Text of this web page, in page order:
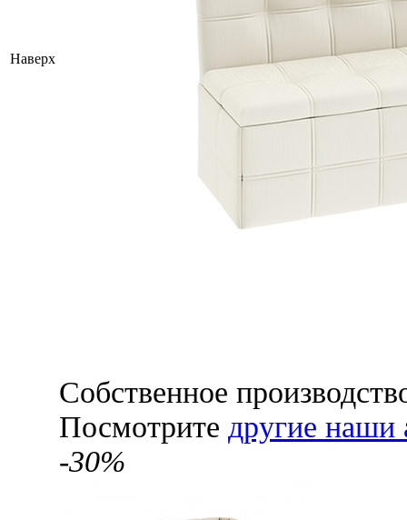
Наверх
Собственное
Посмотрите другие наши
-30%